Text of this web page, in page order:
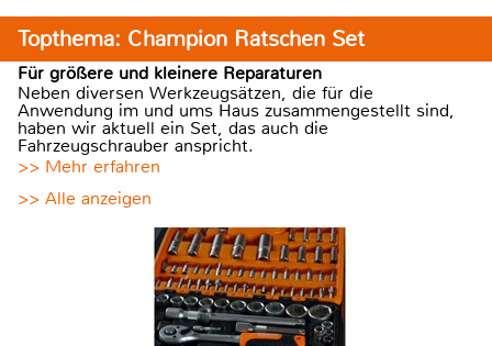
Topthema: Champion Ratschen Set
Für größere und kleinere Reparaturen
Neben diversen Werkzeugsätzen, die für die
Anwendung im und ums Haus zusammengestellt sind,
haben wir aktuell ein Set, das auch die
Fahrzeugschrauber anspricht.
>> Mehr erfahren
>> Alle anzeigen